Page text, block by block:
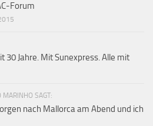
Forum
30 Jahre. Mit Sunexpress. Alle mit
MARINHO SAGT:
nach Mallorca am Abend und ich